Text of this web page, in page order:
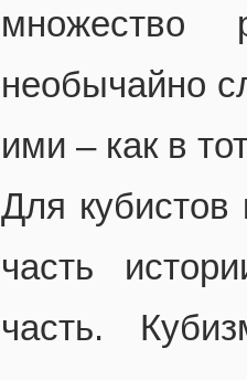
необычайно
ими – как в
Для кубистов
часть
часть.